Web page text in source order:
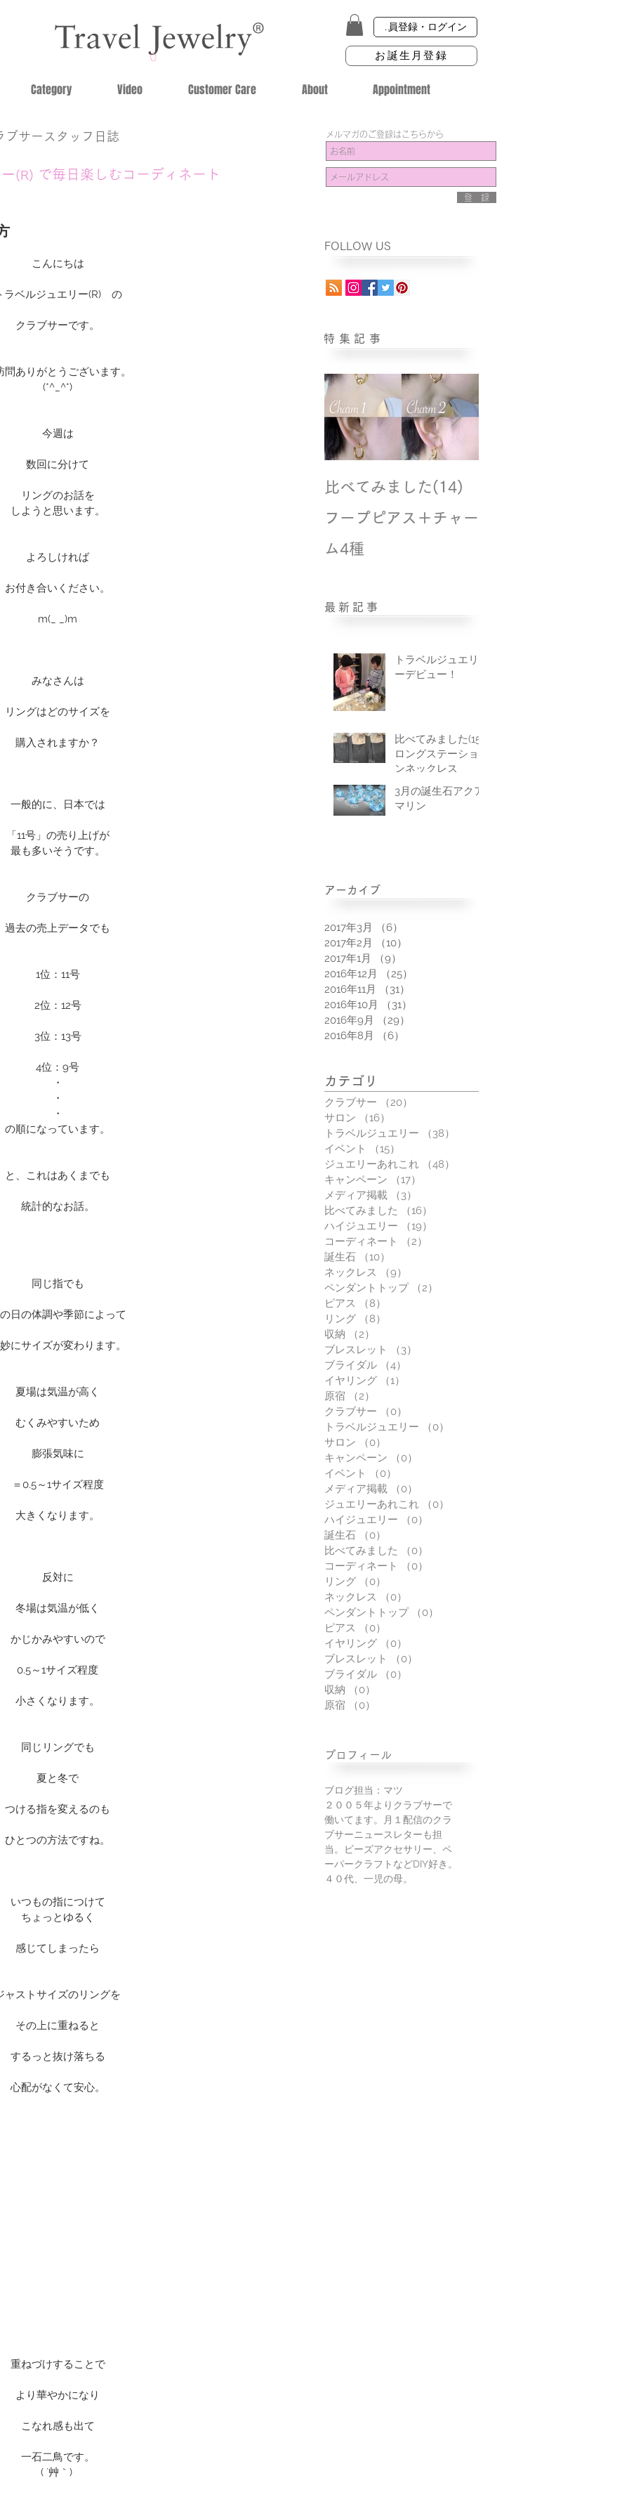
会員登録・ログイン
お誕生月登録
Category Video Customer Care About Appointment
ブサースタッフ日誌
(R) で毎日楽しむコーディネート
こんにちは
ラベルジュエリー(R)　の
クラブサーです。
問ありがとうございます。
(*^_^*)
今週は
数回に分けて
リングのお話を
しようと思います。
よろしければ
お付き合いください。
m(_ _)m
みなさんは
リングはどのサイズを
購入されますか？
一般的に、日本では
「11号」の売り上げが
最も多いそうです。
クラブサーの
過去の売上データでも
1位：11号
2位：12号
3位：13号
4位：9号
・
・
・
の順になっています。
と、これはあくまでも
統計的なお話。
同じ指でも
日の体調や季節によって
にサイズが変わります。
夏場は気温が高く
むくみやすいため
膨張気味に
＝0.5～1サイズ程度
大きくなります。
反対に
冬場は気温が低く
かじかみやすいので
0.5～1サイズ程度
小さくなります。
同じリングでも
夏と冬で
つける指を変えるのも
ひとつの方法ですね。
いつもの指につけて
ちょっとゆるく
感じてしまったら
ャストサイズのリングを
その上に重ねると
するっと抜け落ちる
心配がなくて安心。
重ねづけすることで
より華やかになり
こなれ感も出て
一石二鳥です。
( ´艸｀)
メルマガのご登録はこちらから
登 録
FOLLOW US
特集記事
比べてみました(14)
フープピアス＋チャー
ム4種
最新記事
トラベルジュエリ
ーデビュー！
比べてみました(15)
ロングステーショ
ンネックレス
3月の誕生石アクア
マリン
アーカイブ
2017年3月 （6）
2017年2月
（10）
2017年1月
（9）
2016年12月
（25）
2016年11月
（31）
2016年10月
（31）
2016年9月
（29）
2016年8月
（6）
カテゴリ
クラブサー （20）
サロン
（16）
トラベルジュエリー
（38）
イベント
（15）
ジュエリーあれこれ
（48）
キャンペーン
（17）
メディア掲載
（3）
比べてみました
（16）
ハイジュエリー
（19）
コーディネート
（2）
誕生石
（10）
ネックレス
（9）
ペンダントトップ
（2）
ピアス
（8）
リング
（8）
収納
（2）
ブレスレット
（3）
ブライダル
（4）
イヤリング
（1）
原宿
（2）
クラブサー
（0）
トラベルジュエリー
（0）
サロン
（0）
キャンペーン
（0）
イベント
（0）
メディア掲載
（0）
ジュエリーあれこれ
（0）
ハイジュエリー
（0）
誕生石
（0）
比べてみました
（0）
コーディネート
（0）
リング
（0）
ネックレス
（0）
ペンダントトップ
（0）
ピアス
（0）
イヤリング
（0）
ブレスレット
（0）
ブライダル
（0）
収納
（0）
原宿
（0）
プロフィール
ブログ担当：マツ
２００５年よりクラブサーで
働いてます。月１配信のクラ
ブサーニュースレターも担
当。ビーズアクセサリー、ペ
ーパークラフトなどDIY好き。
４０代、一児の母。